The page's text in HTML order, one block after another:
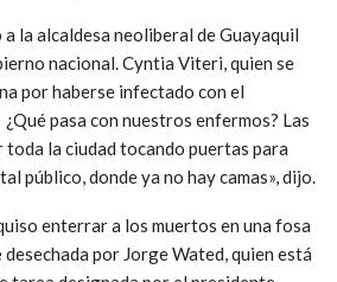
la alcaldesa neoliberal de Guayaquil
nacional. Cyntia Viteri, quien se
por haberse infectado con el
pasa con nuestros enfermos? Las
toda la ciudad tocando puertas para
público, donde ya no hay camas», dijo.
enterrar a los muertos en una fosa
por Jorge Wated, quien está